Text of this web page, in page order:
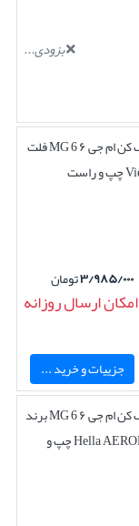
بزودی...
تیغه برف پاک کن ام جی ۶ MG 6 فلت
۳/۹۸۵/۰۰۰تومان
امکان ارسال روزانه
جزییات و خرید ...
تیغه برف پاک کن ام جی ۶ MG 6 برند
Hella AERODYNAMIC چپ و